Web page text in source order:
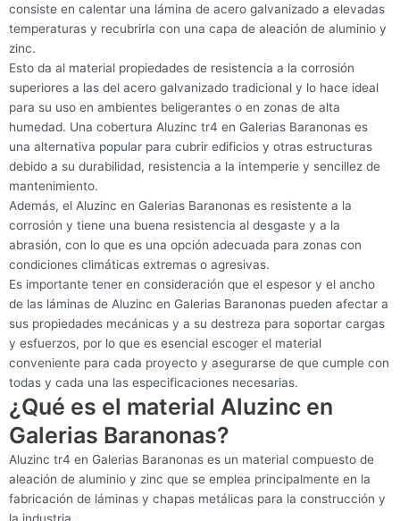
consiste en calentar una lámina de acero galvanizado a elevadas
temperaturas y recubrirla con una capa de aleación de aluminio y
zinc.
Esto da al material propiedades de resistencia a la corrosión
superiores a las del acero galvanizado tradicional y lo hace ideal
para su uso en ambientes beligerantes o en zonas de alta
humedad. Una cobertura Aluzinc tr4 en Galerias Baranonas es
una alternativa popular para cubrir edificios y otras estructuras
debido a su durabilidad, resistencia a la intemperie y sencillez de
mantenimiento.
Además, el Aluzinc en Galerias Baranonas es resistente a la
corrosión y tiene una buena resistencia al desgaste y a la
abrasión, con lo que es una opción adecuada para zonas con
condiciones climáticas extremas o agresivas.
Es importante tener en consideración que el espesor y el ancho
de las láminas de Aluzinc en Galerias Baranonas pueden afectar a
sus propiedades mecánicas y a su destreza para soportar cargas
y esfuerzos, por lo que es esencial escoger el material
conveniente para cada proyecto y asegurarse de que cumple con
todas y cada una las especificaciones necesarias.
¿Qué es el material Aluzinc en
Galerias Baranonas?
Aluzinc tr4 en Galerias Baranonas es un material compuesto de
aleación de aluminio y zinc que se emplea principalmente en la
fabricación de láminas y chapas metálicas para la construcción y
la industria.